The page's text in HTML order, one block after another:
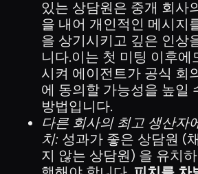
있는 상담원은 중개 회사
을 내어 개인적인 메시지
을 상기시키고 깊은 인상
니다.이는 첫 미팅 이후에
시켜 에이전트가 공식 회
에 동의할 가능성을 높일
방법입니다.
다른 회사의 최고 생산자
치: 성과가 좋은 상담원 (
지 않는 상담원) 을 유치